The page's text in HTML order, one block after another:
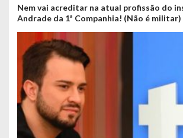
Nem vai acreditar na atual profissão do
Andrade da 1ª Companhia! (Não é militar)